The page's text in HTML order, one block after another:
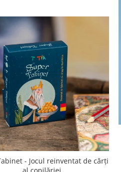
- Jocul reinventat de cărți